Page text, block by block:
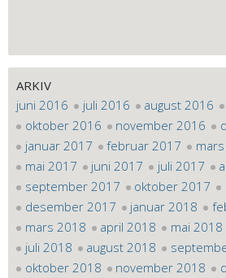
ARKIV
juni 2016
juli 2016 august 2016
oktober 2016
november 2016
januar 2017
februar 2017
mai 2017
juni 2017 juli 2017
september 2017
oktober 2017
desember 2017
januar 2018
mars 2018
april 2018 mai 2018
juli 2018
august 2018
oktober 2018
november 2018